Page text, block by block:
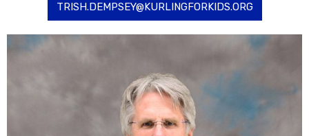
TRISH.DEMPSEY@KURLINGFORKIDS.ORG